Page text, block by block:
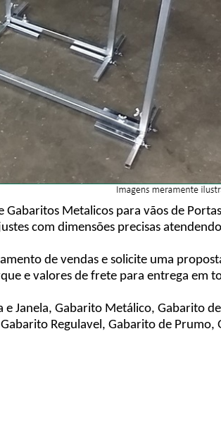
Metalicos para vãos de
com dimensões precisas
de vendas e solicite uma
e valores de frete para entrega em
Janela, Gabarito Metálico, Gabarito
Regulavel, Gabarito de Prumo,